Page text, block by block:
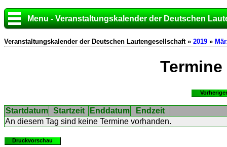
Menu - Veranstaltungskalender der Deutschen
Veranstaltungskalender der Deutschen Lautengesellschaft » 2019 »
Termine
Startdatum Startzeit Enddatum
Endzeit
An diesem Tag sind keine Termine vorhanden.
Druckvorschau